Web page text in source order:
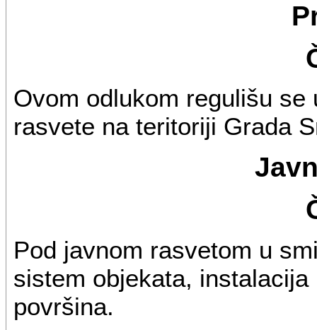
Ovom odlukom regulišu
rasvete na teritoriji Grada
Pod javnom rasvetom u
sistem objekata,
površina.